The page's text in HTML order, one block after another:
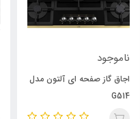
ناموجود
اجاق گاز صفحه ای آلتون مدل
G514